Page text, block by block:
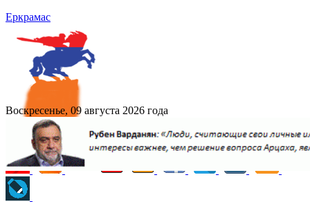
Еркрамас
Воскресенье, 09 августа 2026 года